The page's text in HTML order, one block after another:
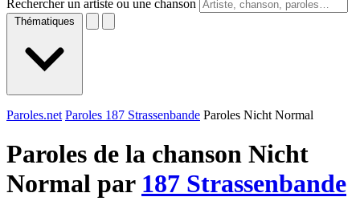
Rechercher un artiste ou une chanson
Thématiques
Paroles.net Paroles 187 Strassenbande Paroles Nicht Normal
Paroles de la chanson Nicht
Normal par 187 Strassenbande